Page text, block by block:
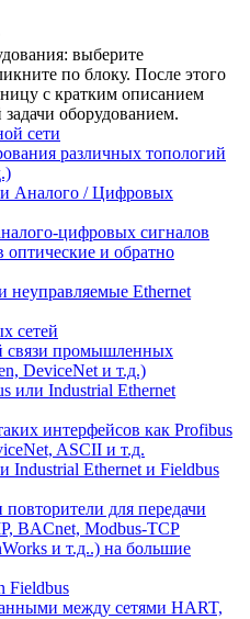
выберите
по блоку. После этого
с кратким описанием
оборудованием.
сети
различных топологий
Аналого / Цифровых
цифровых сигналов
и обратно
Ethernet
сетей
связи промышленных
DeviceNet и т.д.)
или Industrial Ethernet
интерфейсов как Profibus
ASCII и т.д.
Industrial Ethernet и Fieldbus
для передачи
BACnet, Modbus-TCP
и т.д..) на большие
Fieldbus
между сетями HART,